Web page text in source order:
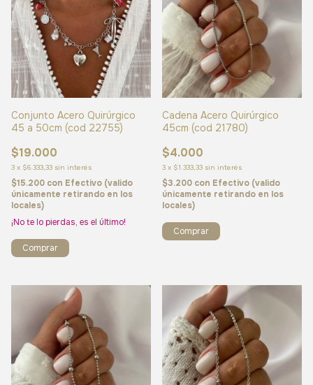
Conjunto Acero Quirúrgico
45 a 50cm (cod 22755)
$19.000
3 x $6.333,33 sin interés
$15.200 con Efectivo (valido
únicamente retirando en los
locales)
¡No te lo pierdas, es el último!
Cadena Acero Quirúrgico
45cm (cod 21780)
$4.000
3 x $1.333,33 sin interés
$3.200 con Efectivo (valido
únicamente retirando en los
locales)